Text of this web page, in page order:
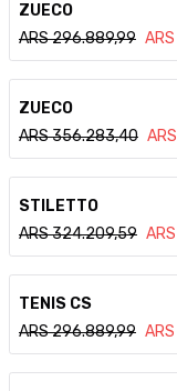
ZUECO
ARS296.889,99 ARS
ZUECO
ARS356.283,40 ARS
STILETTO
ARS324.209,59 ARS
TENIS CS
ARS296.889,99 ARS